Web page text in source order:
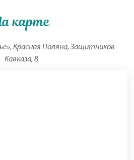
карте
Красная Поляна, Защитников
Кавказа, 8